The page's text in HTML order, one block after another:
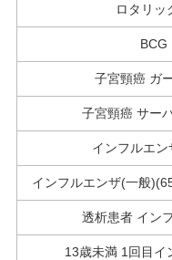
ロタリッ
BCG
子宮頸癌 ガ
子宮頸癌 サー
インフルエン
インフルエンザ(一般
透析患者 イン
13歳未満 1回目イ